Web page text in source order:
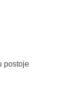
postoje